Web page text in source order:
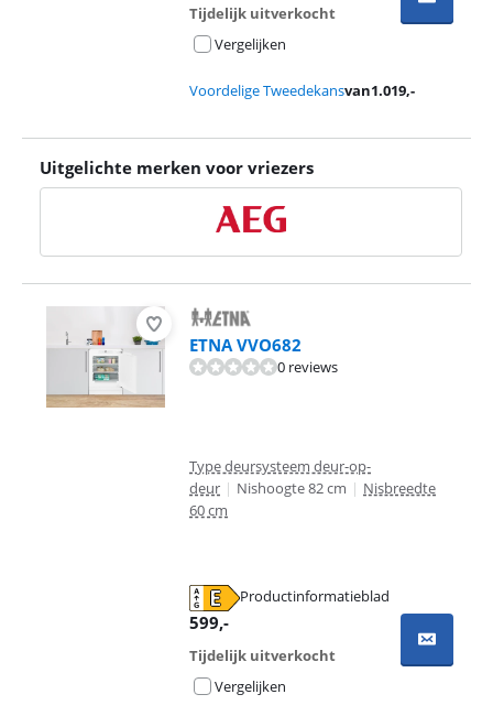
Tijdelijk uitverkocht
Vergelijken
Voordelige Tweedekansvan1.019,-
Uitgelichte merken voor vriezers
ETNA VVO682
0 reviews
Type deursysteem deur-op-
deur | Nishoogte 82 cm | Nisbreedte
60 cm
Productinformatieblad
599,-
Tijdelijk uitverkocht
Vergelijken